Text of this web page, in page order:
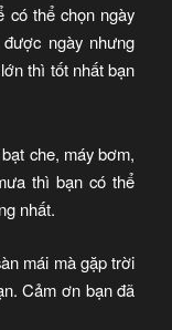
có thể chọn ngày
ngày nhưng
thì tốt nhất bạn
che, máy bơm,
thì bạn có thể
nhất.
mái mà gặp trời
Cảm ơn bạn đã